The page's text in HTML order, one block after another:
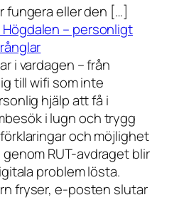
fungera eller den […]
– personligt
i vardagen – från
till wifi som inte
hjälp att få i
i lugn och trygg
och möjlighet
RUT-avdraget blir
problem lösta.
fryser, e-posten slutar